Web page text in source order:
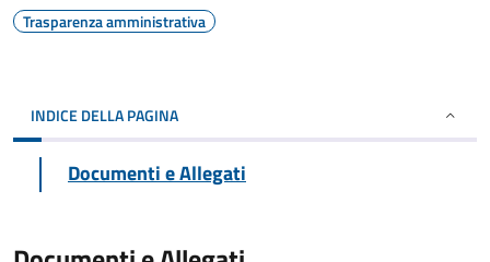
Trasparenza amministrativa
INDICE DELLA PAGINA
Documenti e Allegati